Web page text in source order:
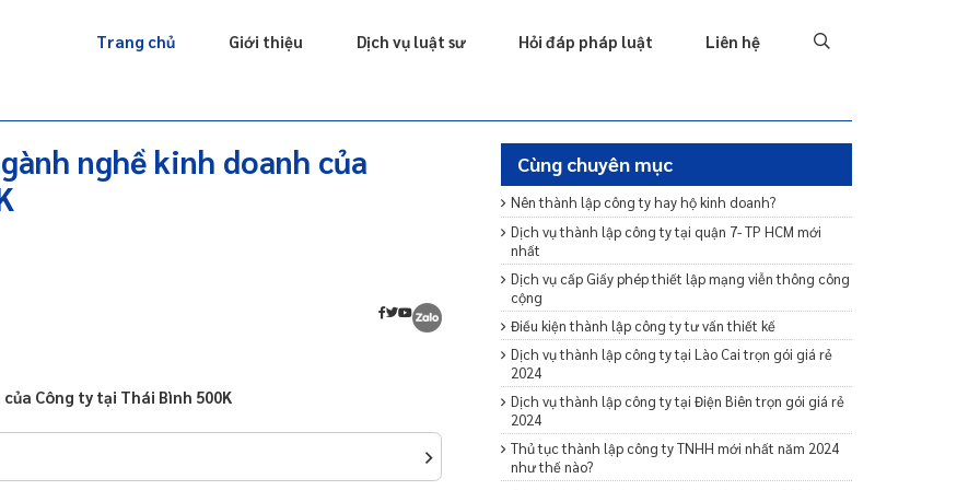
Trang chủ Giới thiệu Dịch vụ luật sư Hỏi đáp pháp luật Liên hệ Hôn nhân & Gia đình
nghề kinh doanh của
Công ty tại Thái Bình 500K
Cùng chuyên mục
Nên thành lập công ty hay hộ kinh doanh?
Dịch vụ thành lập công ty tại quận 7- TP HCM mới
nhất
Dịch vụ cấp Giấy phép thiết lập mạng viễn thông công
cộng
Điều kiện thành lập công ty tư vấn thiết kế
Dịch vụ thành lập công ty tại Lào Cai trọn gói giá rẻ
2024
Dịch vụ thành lập công ty tại Điện Biên trọn gói giá rẻ
2024
Thủ tục thành lập công ty TNHH mới nhất năm 2024
như thế nào?